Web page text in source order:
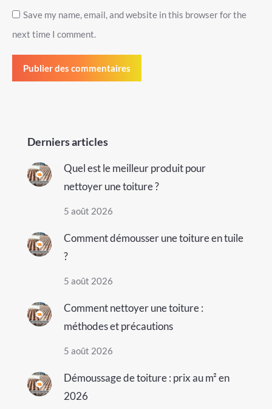
Save my name, email, and website in this browser for the
next time I comment.
Publier des commentaires
Derniers articles
Quel est le meilleur produit pour
nettoyer une toiture ?
5 août 2026
Comment démousser une toiture en tuile
?
5 août 2026
Comment nettoyer une toiture :
méthodes et précautions
5 août 2026
Démoussage de toiture : prix au m² en
2026